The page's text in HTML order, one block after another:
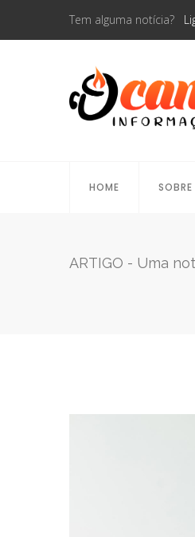
Tem alguma notícia?
HOME SOBRE
ARTIGO - Uma